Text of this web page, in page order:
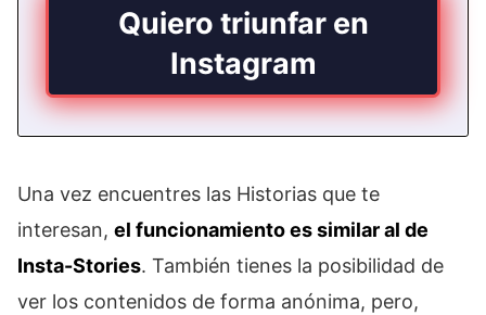
Quiero triunfar en
Instagram
Una vez encuentres las Historias que te
interesan, el funcionamiento es similar al de
Insta-Stories. También tienes la posibilidad de
ver los contenidos de forma anónima, pero,